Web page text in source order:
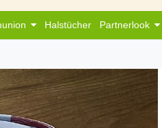
Halstücher Partnerlook